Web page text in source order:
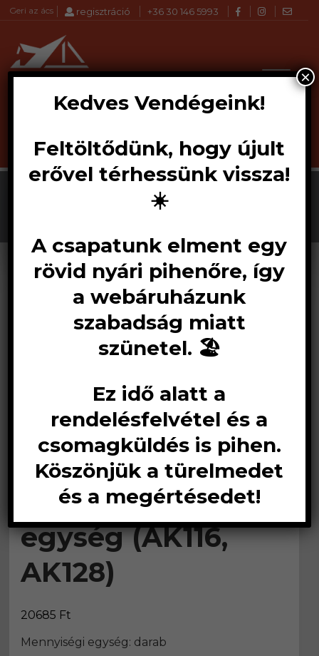
Geri az ács regisztráció +36 30 146 5993
Products
KERESÉS
Bramac Classic,
Platinum
füstgázkivezető-
egység (AK116,
AK128)
20685 Ft
Mennyiségi egység: darab
Kedves Vendégeink!
Feltöltődünk, hogy újult
erővel térhessünk vissza!
☀️
A csapatunk elment egy
rövid nyári pihenőre, így
a webáruházunk
szabadság miatt
szünetel. 🏖️
Ez idő alatt a
rendelésfelvétel és a
csomagküldés is pihen.
Köszönjük a türelmedet
és a megértésedet!
×